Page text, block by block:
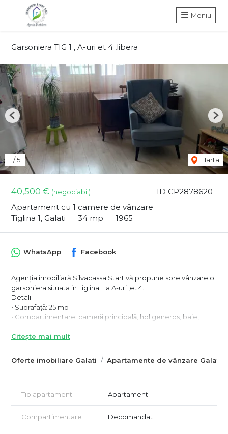
Meniu
Garsoniera TIG 1 , A-uri et 4 ,libera
ID CP2878620
40,500 € (negociabil)
Apartament cu 1 camere de vânzare
Tiglina 1, Galati
34 mp 1965
1 /5 Harta
Previous
Oferte imobiliare Galati Apartamente de vânzare Galati
WhatsApp Facebook
Agenția imobiliară Silvacassa Start vă propune spre vânzare o
garsoniera situata in Tiglina 1 la A-uri ,et 4.
Detalii :
• Suprafață: 25 mp
• Compartimentare: cameră principală, hol generos, baie,
• Etaj: 4/4
termopan, ușă metalică nouă, aer condiționat
Detalii tel 0741182377 Silvia
Citește mai mult
Tip apartament Apartament
Compartimentare Decomandat